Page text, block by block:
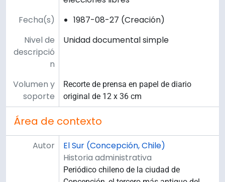
Fecha(s)
1987-08-27 (Creación)
Nivel de
descripció
n
Unidad documental simple
Volumen y
soporte
Recorte de prensa en papel de diario
original de 12 x 36 cm
Área de contexto
Autor
El Sur (Concepción, Chile)
Historia administrativa
Periódico chileno de la ciudad de